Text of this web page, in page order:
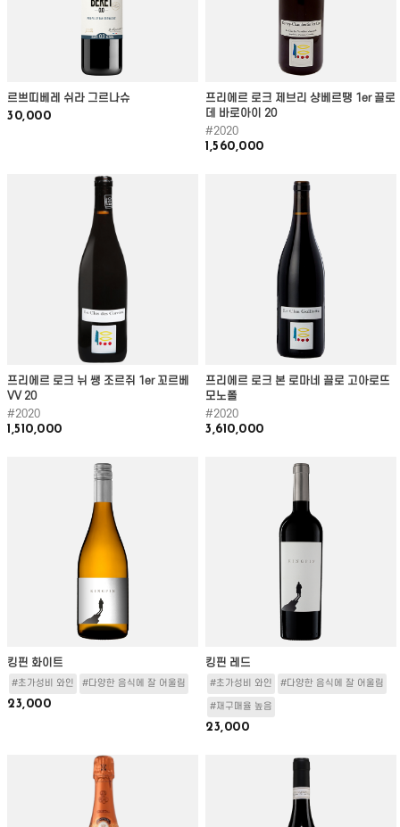
르쁘띠베레 쉬라 그르나슈
30,000
프리에르 로크 제브리 샹베르땡 1er 끌로
데 바로아이 20
#2020
1,560,000
프리에르 로크 뉘 쌩 조르쥐 1er 꼬르베
VV 20
#2020
1,510,000
프리에르 로크 본 로마네 끌로 고아로뜨
모노폴
#2020
3,610,000
킹핀 화이트
#초가성비 와인 #다양한 음식에 잘 어울림
23,000
킹핀 레드
#초가성비 와인 #다양한 음식에 잘 어울림
#재구매율 높음
23,000